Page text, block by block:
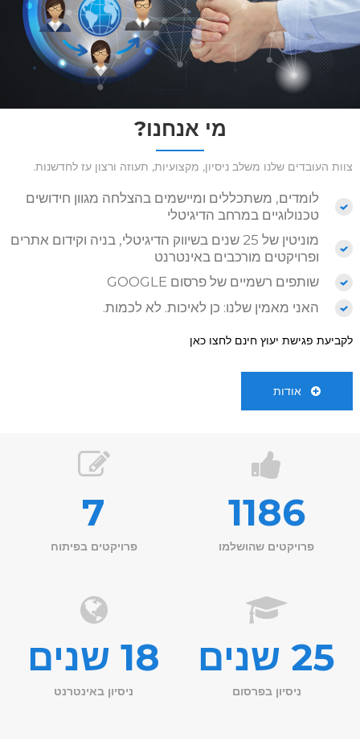
מי אנחנו?
צוות העובדים שלנו משלב ניסיון, מקצועיות, תעוזה ורצון עז לחדשנות.
לומדים, משתכללים ומיישמים בהצלחה מגוון חידושים
טכנולוגיים במרחב הדיגיטלי
מוניטין של 25 שנים בשיווק הדיגיטלי, בניה וקידום אתרים
ופרויקטים מורכבים באינטרנט
שותפים רשמיים של פרסום GOOGLE
האני מאמין שלנו: כן לאיכות. לא לכמות.
לקביעת פגישת יעוץ חינם לחצו כאן
אודות
1186
פרויקטים שהושלמו
7
פרויקטים בפיתוח
25 שנים
ניסיון בפרסום
18 שנים
ניסיון באינטרנט